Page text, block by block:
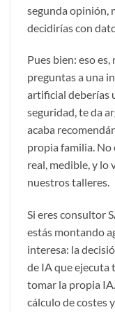
segunda opinión,
decidirías con
Pues bien: eso
preguntas a una
artificial deberías
seguridad, te da
acaba
propia familia. No
real, medible, y lo
nuestros talleres.
Si eres consultor
estás montando
interesa: la
de IA que ejecuta
tomar la propia
cálculo de costes